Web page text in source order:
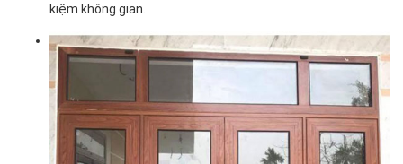
kiệm không gian.